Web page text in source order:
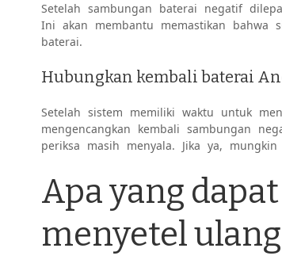
Setelah sambungan baterai negatif
Ini akan membantu memastikan bahwa
baterai.
Hubungkan kembali baterai
Setelah sistem memiliki waktu untuk
mengencangkan kembali sambungan
periksa masih menyala. Jika ya,
Apa yang
menyetel